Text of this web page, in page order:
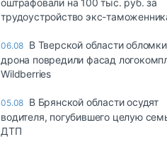
оштрафовали на 100 тыс. руб. за
трудоустройство экс-
06.08 В Тверской области обломки
дрона повредили фасад
Wildberries
05.08 В Брянской области осудят
водителя, погубившего целую
ДТП